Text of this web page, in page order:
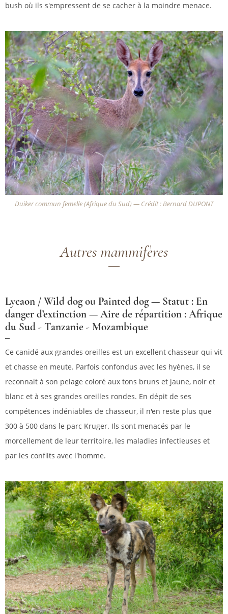
bush où ils s'empressent de se cacher à la moindre menace.
Duiker commun femelle (Afrique du Sud) — Crédit : Bernard DUPONT
Autres mammifères
Lycaon / Wild dog ou Painted dog — Statut : En
danger d’extinction — Aire de répartition : Afrique
du Sud - Tanzanie - Mozambique
Ce canidé aux grandes oreilles est un excellent chasseur qui vit
et chasse en meute. Parfois confondus avec les hyènes, il se
reconnait à son pelage coloré aux tons bruns et jaune, noir et
blanc et à ses grandes oreilles rondes. En dépit de ses
compétences indéniables de chasseur, il n'en reste plus que
300 à 500 dans le parc Kruger. Ils sont menacés par le
morcellement de leur territoire, les maladies infectieuses et
par les conflits avec l'homme.